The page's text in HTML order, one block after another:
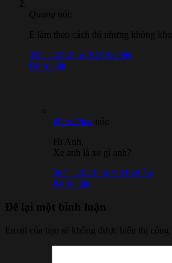
Quang
nói:
E làm theo cách đó nhưng không
01/11/2020 lúc 12:58 chiều
Bình luận
Hieu Diep
nói:
Hi Anh,
Xe anh là xe gì anh?
06/11/2020 lúc 9:21 chiều
Bình luận
Để lại một bình luận
Email của bạn sẽ không được hiển thị công